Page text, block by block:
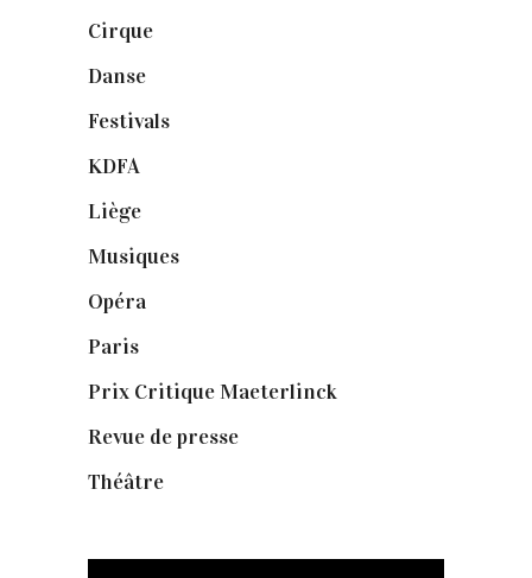
Cirque
Danse
Festivals
KDFA
Liège
Musiques
Opéra
Paris
Prix Critique Maeterlinck
Revue de presse
Théâtre